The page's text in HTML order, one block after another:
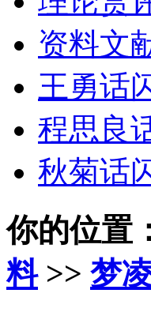
资料文
王勇话
程思良
秋菊话
你的位置：
料>> 梦